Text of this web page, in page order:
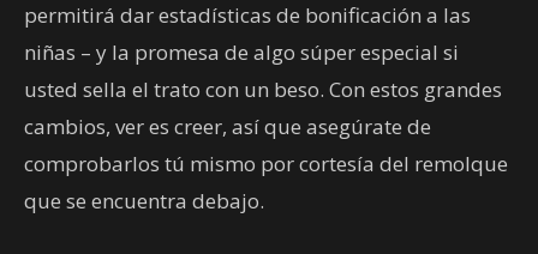
permitirá dar estadísticas de bonificación a las
niñas – y la promesa de algo súper especial si
usted sella el trato con un beso. Con estos grandes
cambios, ver es creer, así que asegúrate de
comprobarlos tú mismo por cortesía del remolque
que se encuentra debajo.